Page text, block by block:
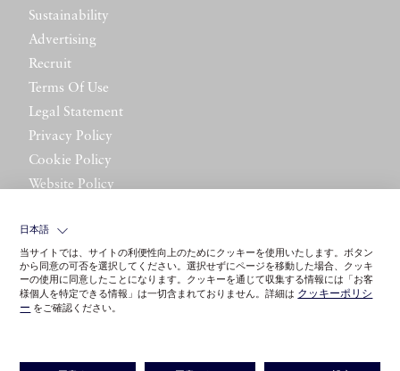
Sustainability
Advertising
Recruit
Terms Of Use
Legal Statement
Privacy Policy
Cookie Policy
Website Policy
日本語
当サイトでは、サイトの利便性向上のためにクッキーを使用いたします。ボタン
から同意の可否を選択してください。選択せずにページを移動した場合、クッキ
ーの使用に同意したことになります。クッキーを通じて収集する情報には「お客
様個人を特定できる情報」は一切含まれておりません。詳細は クッキーポリシ
ー をご確認ください。